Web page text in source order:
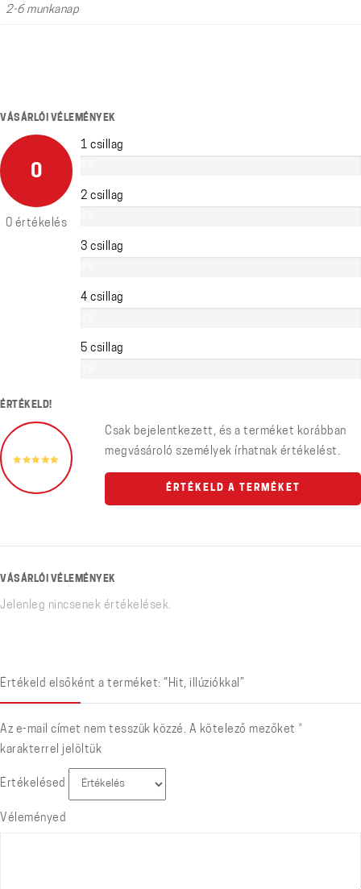
2-6 munkanap
VÁSÁRLÓI VÉLEMÉNYEK
0
0 értékelés
1 csillag
2 csillag
3 csillag
4 csillag
5 csillag
ÉRTÉKELD!
Csak bejelentkezett, és a terméket korábban
megvásároló személyek írhatnak értékelést.
ÉRTÉKELD A TERMÉKET
VÁSÁRLÓI VÉLEMÉNYEK
Jelenleg nincsenek értékelések.
Értékeld elsőként a terméket: “Hit, illúziókkal”
Az e-mail címet nem tesszük közzé. A kötelező mezőket *
karakterrel jelöltük
Értékelésed
Véleményed